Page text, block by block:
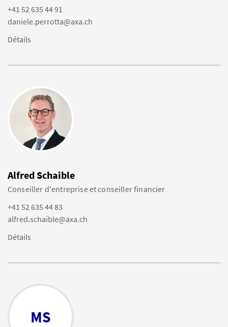
+41 52 635 44 91
daniele.perrotta@axa.ch
Détails
Alfred Schaible
Conseiller d'entreprise et conseiller financier
+41 52 635 44 83
alfred.schaible@axa.ch
Détails
MS